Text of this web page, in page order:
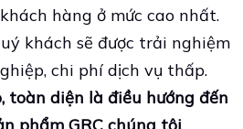
hàng ở mức cao nhất.
khách sẽ được trải nghiệm
chi phí dịch vụ thấp.
toàn diện là điều hướng đến